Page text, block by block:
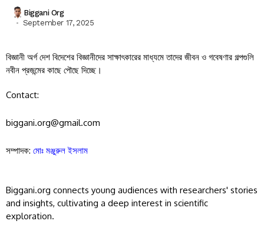
Biggani Org
September 17, 2025
বিজ্ঞানী অর্গ দেশ বিদেশের বিজ্ঞানীদের সাক্ষাৎকারের মাধ্যমে তাদের জীবন ও গবেষণার গল্পগুলি
নবীন প্রজন্মের কাছে পৌছে দিচ্ছে।
Contact:
biggani.org@gmail.com
সম্পাদক: মোঃ মঞ্জুরুল ইসলাম
Biggani.org connects young audiences with researchers' stories
and insights, cultivating a deep interest in scientific
exploration.